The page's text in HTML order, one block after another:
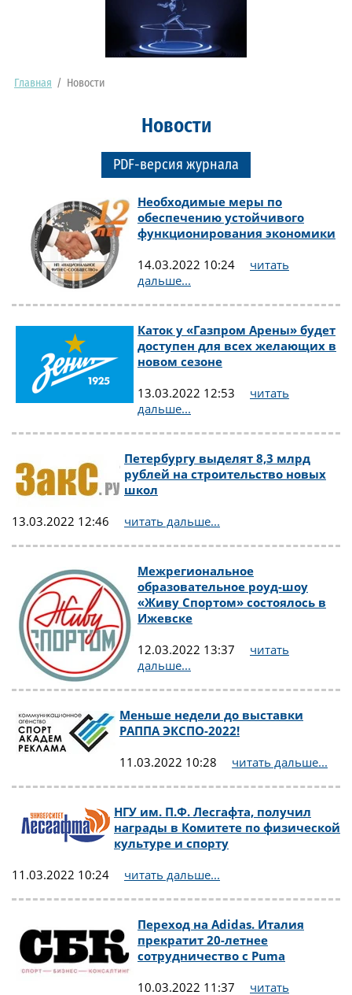
Главная / Новости
Новости
PDF-версия журнала
Необходимые меры по
обеспечению устойчивого
функционирования экономики
14.03.2022 10:24
читать
дальше...
Каток у «Газпром Арены» будет
доступен для всех желающих в
новом сезоне
13.03.2022 12:53
читать
дальше...
Петербургу выделят 8,3 млрд
рублей на строительство новых
школ
13.03.2022 12:46
читать дальше...
Межрегиональное
образовательное роуд-шоу
«Живу Спортом» состоялось в
Ижевске
12.03.2022 13:37
читать
дальше...
Меньше недели до выставки
РАППА ЭКСПО-2022!
11.03.2022 10:28
читать дальше...
НГУ им. П.Ф. Лесгафта, получил
награды в Комитете по физической
культуре и спорту
11.03.2022 10:24
читать дальше...
Переход на Adidas. Италия
прекратит 20-летнее
сотрудничество с Puma
10.03.2022 11:37
читать